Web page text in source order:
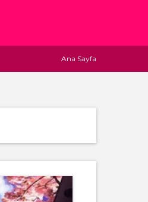
Ana Sayfa